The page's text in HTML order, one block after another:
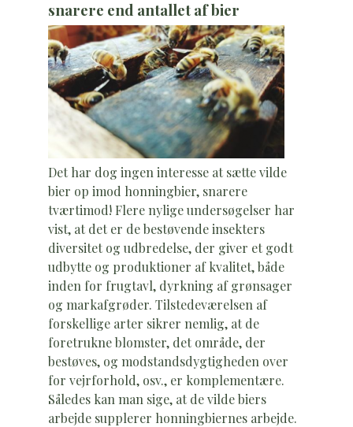
snarere end antallet af bier
Det har dog ingen interesse at sætte vilde
bier op imod honningbier, snarere
tværtimod! Flere nylige undersøgelser har
vist, at det er de bestøvende insekters
diversitet og udbredelse, der giver et godt
udbytte og produktioner af kvalitet, både
inden for frugtavl, dyrkning af grønsager
og markafgrøder. Tilstedeværelsen af
forskellige arter sikrer nemlig, at de
foretrukne blomster, det område, der
bestøves, og modstandsdygtigheden over
for vejrforhold, osv., er komplementære.
Således kan man sige, at de vilde biers
arbejde supplerer honningbiernes arbejde.